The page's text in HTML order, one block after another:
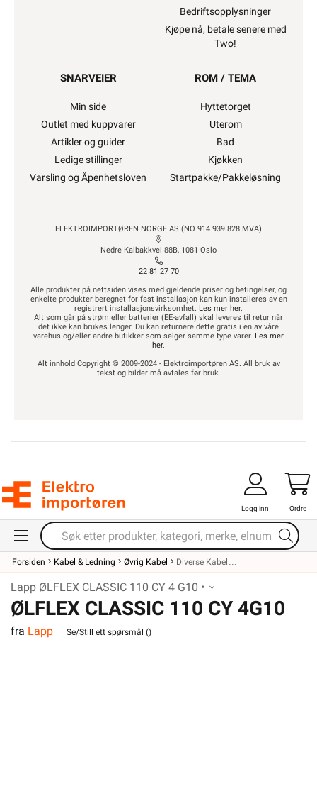
Bedriftsopplysninger
Kjøpe nå, betale senere med
Two!
SNARVEIER
Min side
Outlet med kuppvarer
Artikler og guider
Ledige stillinger
Varsling og Åpenhetsloven
ROM / TEMA
Hyttetorget
Uterom
Bad
Kjøkken
Startpakke/Pakkeløsning
ELEKTROIMPORTØREN NORGE AS (NO 914 939 828 MVA)
Nedre Kalbakkvei 88B, 1081 Oslo
22 81 27 70
Alle produkter på nettsiden vises med gjeldende priser og betingelser, og
enkelte produkter beregnet for fast installasjon kan kun installeres av en
registrert installasjonsvirksomhet. Les mer her.
Alt som går på strøm eller batterier (EE-avfall) skal leveres til retur når
det ikke kan brukes lenger. Du kan returnere dette gratis i en av våre
varehus og/eller andre butikker som selger samme type varer. Les mer
her.
Alt innhold Copyright © 2009-2024 - Elektroimportøren AS. All bruk av
tekst og bilder må avtales før bruk.
Logg inn Ordre
Forsiden Kabel & Ledning Øvrig Kabel Diverse Kabel
Lapp ØLFLEX CLASSIC 110 CY 4 G10 •
ØLFLEX CLASSIC 110 CY 4G10
fra Lapp Se/Still ett spørsmål ()